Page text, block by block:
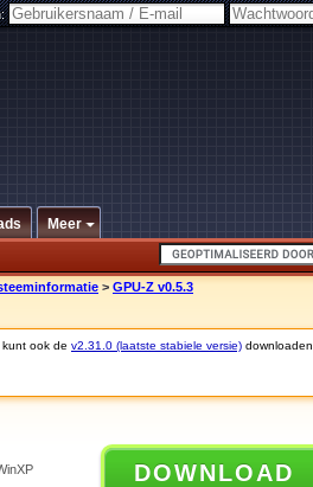
Meer
> GPU-Z v0.5.3
ook de v2.31.0 (laatste stabiele versie) downloaden.
DOWNLOAD